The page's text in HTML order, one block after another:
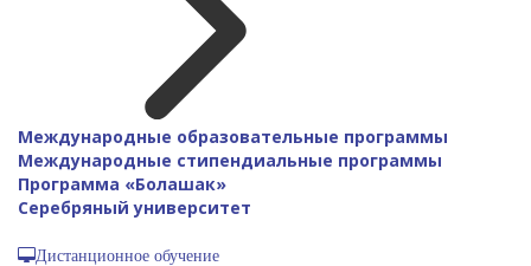
Международные образовательные программы
Международные стипендиальные программы
Программа «Болашак»
Серебряный университет
Дистанционное обучение